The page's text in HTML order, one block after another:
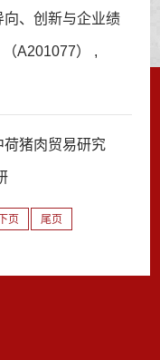
向、创新与企业绩
A201077） ,
荷猪肉贸易研究
页 尾页